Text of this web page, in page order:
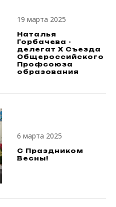
19 марта 2025
Наталья
Горбачева -
делегат X Съезда
Общероссийского
Профсоюза
образования
6 марта 2025
С Праздником
Весны!